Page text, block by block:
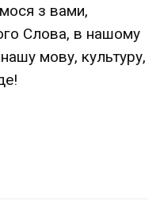
з вами,
Слова, в нашому
мову, культуру,